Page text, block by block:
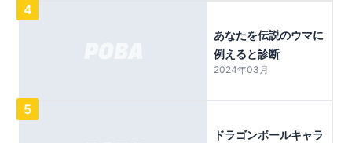
4
あなたを伝説のウマに
例えると診断
2024年03月
5
ドラゴンボールキャラ